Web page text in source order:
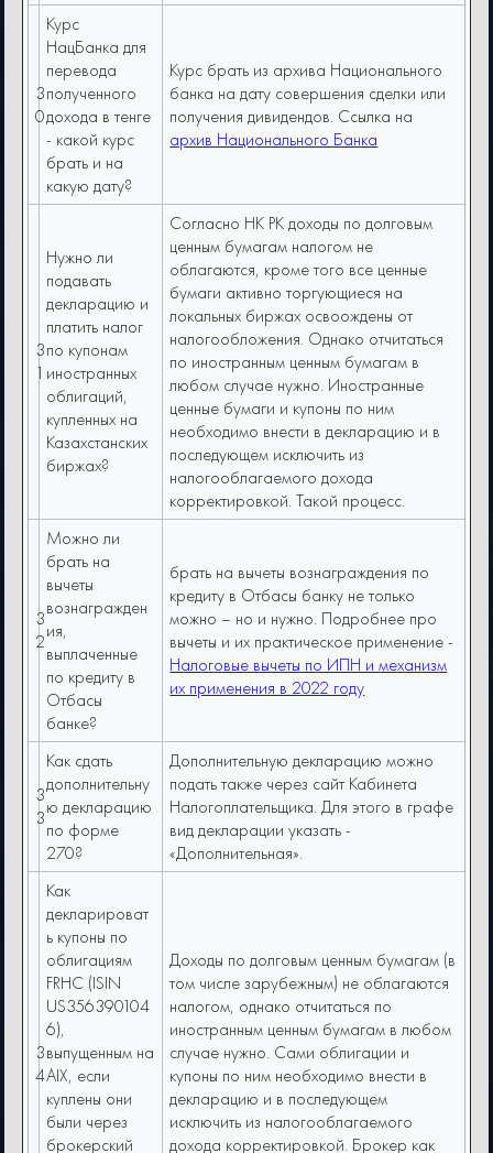
3
0
Курс
НацБанка для
перевода
полученного
дохода в тенге
- какой курс
брать и на
какую дату?
Курс брать из архива Национального
банка на дату совершения сделки или
получения дивидендов. Ссылка на
архив Национального Банка
3
1
Нужно ли
подавать
декларацию и
платить налог
по купонам
иностранных
облигаций,
купленных на
Казахстанских
биржах?
Согласно НК РК доходы по долговым
ценным бумагам налогом не
облагаются, кроме того все ценные
бумаги активно торгующиеся на
локальных биржах освоождены от
налогообложения. Однако отчитаться
по иностранным ценным бумагам в
любом случае нужно. Иностранные
ценные бумаги и купоны по ним
необходимо внести в декларацию и в
последующем исключить из
налогооблагаемого дохода
корректировкой. Такой процесс.
3
2
Можно ли
брать на
вычеты
вознагражден
ия,
выплаченные
по кредиту в
Отбасы
банке?
брать на вычеты вознаграждения по
кредиту в Отбасы банку не только
можно – но и нужно. Подробнее про
вычеты и их практическое применение -
Налоговые вычеты по ИПН и механизм
их применения в 2022 году
3
3
Как сдать
дополнительну
ю декларацию
по форме
270?
Дополнительную декларацию можно
подать также через сайт Кабинета
Налогоплательщика. Для этого в графе
вид декларации указать -
«Дополнительная».
3
4
Как
декларироват
ь купоны по
облигациям
FRHC (ISIN
US356390104
6),
выпущенным на
AIX, если
куплены они
были через
брокерский
Доходы по долговым ценным бумагам (в
том числе зарубежным) не облагаются
налогом, однако отчитаться по
иностранным ценным бумагам в любом
случае нужно. Сами облигации и
купоны по ним необходимо внести в
декларацию и в последующем
исключить из налогооблагаемого
дохода корректировкой. Брокер как